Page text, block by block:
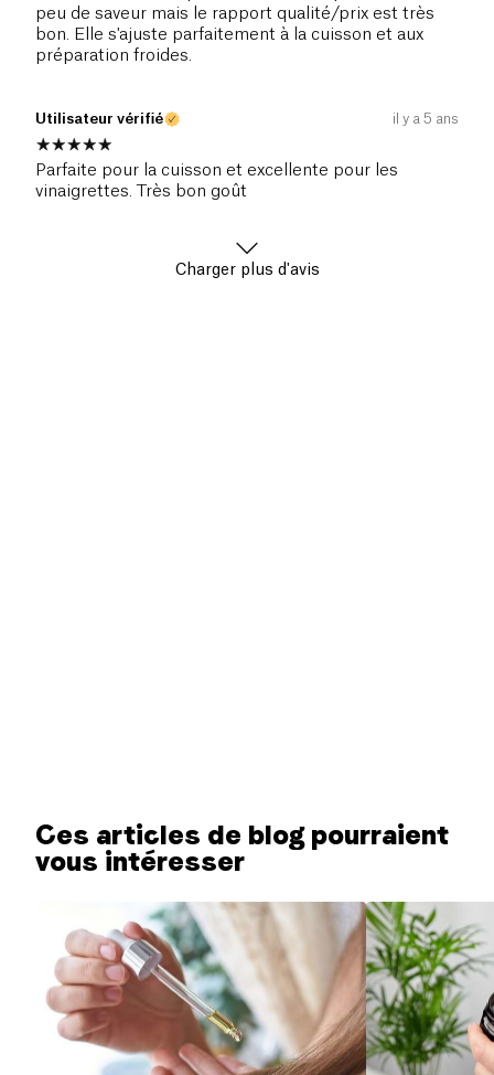
peu de saveur mais le rapport qualité/prix est très
bon. Elle s'ajuste parfaitement à la cuisson et aux
préparation froides.
Utilisateur vérifié il y a 5 ans
Parfaite pour la cuisson et excellente pour les
vinaigrettes. Très bon goût
Charger plus d'avis
Ces articles de blog pourraient
vous intéresser